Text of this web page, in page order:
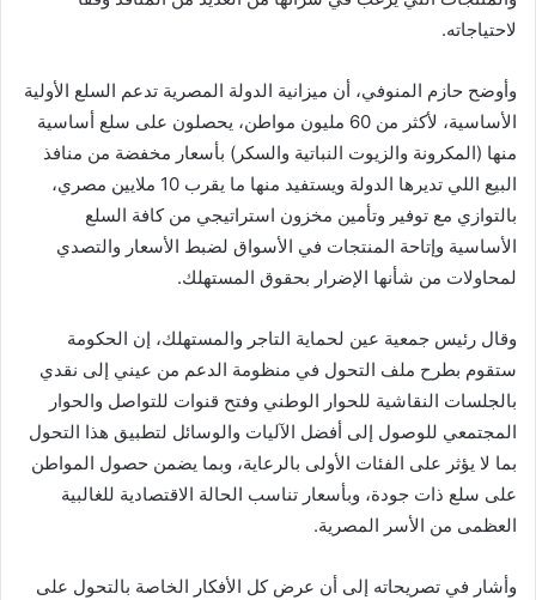
لاحتياجاته.
وأوضح حازم المنوفي، أن ميزانية الدولة المصرية تدعم السلع الأولية
الأساسية، لأكثر من 60 مليون مواطن، يحصلون على سلع أساسية
منها (المكرونة والزيوت النباتية والسكر) بأسعار مخفضة من منافذ
البيع اللي تديرها الدولة ويستفيد منها ما يقرب 10 ملايين مصري،
بالتوازي مع توفير وتأمين مخزون استراتيجي من كافة السلع
الأساسية وإتاحة المنتجات في الأسواق لضبط الأسعار والتصدي
لمحاولات من شأنها الإضرار بحقوق المستهلك.
وقال رئيس جمعية عين لحماية التاجر والمستهلك، إن الحكومة
ستقوم بطرح ملف التحول في منظومة الدعم من عيني إلى نقدي
بالجلسات النقاشية للحوار الوطني وفتح قنوات للتواصل والحوار
المجتمعي للوصول إلى أفضل الآليات والوسائل لتطبيق هذا التحول
بما لا يؤثر على الفئات الأولى بالرعاية، وبما يضمن حصول المواطن
على سلع ذات جودة، وبأسعار تناسب الحالة الاقتصادية للغالبية
العظمى من الأسر المصرية.
وأشار في تصريحاته إلى أن عرض كل الأفكار الخاصة بالتحول على